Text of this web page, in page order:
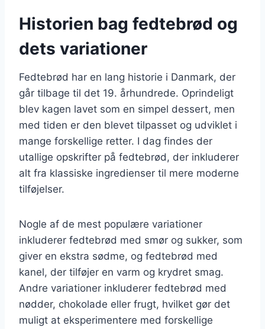
Historien bag fedtebrød og
dets variationer
Fedtebrød har en lang historie i Danmark, der
går tilbage til det 19. århundrede. Oprindeligt
blev kagen lavet som en simpel dessert, men
med tiden er den blevet tilpasset og udviklet i
mange forskellige retter. I dag findes der
utallige opskrifter på fedtebrød, der inkluderer
alt fra klassiske ingredienser til mere moderne
tilføjelser.
Nogle af de mest populære variationer
inkluderer fedtebrød med smør og sukker, som
giver en ekstra sødme, og fedtebrød med
kanel, der tilføjer en varm og krydret smag.
Andre variationer inkluderer fedtebrød med
nødder, chokolade eller frugt, hvilket gør det
muligt at eksperimentere med forskellige